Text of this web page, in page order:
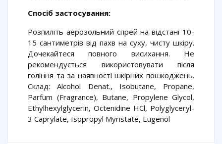
Спосіб застосування:
Розпиліть аерозольний спрей на відстані 10-
15 сантиметрів від пахв на суху, чисту шкіру.
Дочекайтеся повного висихання. Не
рекомендується використовувати після
гоління та за наявності шкірних пошкоджень.
Склад: Alcohol Denat., Isobutane, Propane,
Parfum (Fragrance), Butane, Propylene Glycol,
Ethylhexylglycerin, Octenidine HCl, Polyglyceryl-
3 Caprylate, Isopropyl Myristate, Eugenol